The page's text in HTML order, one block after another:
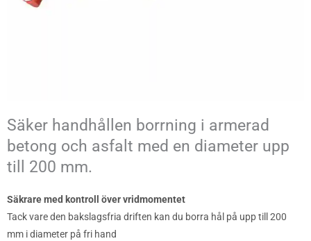
Säker handhållen borrning i armerad
betong och asfalt med en diameter upp
till 200 mm.
Säkrare med kontroll över vridmomentet
Tack vare den bakslagsfria driften kan du borra hål på upp till 200
mm i diameter på fri hand